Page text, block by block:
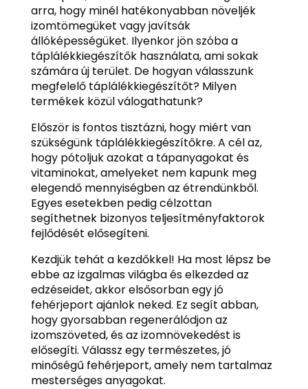
arra, hogy minél hatékonyabban növeljék
izomtömegüket vagy javítsák
állóképességüket. Ilyenkor jön szóba a
táplálékkiegészítők használata, ami sokak
számára új terület. De hogyan válasszunk
megfelelő táplálékkiegészítőt? Milyen
termékek közül válogathatunk?
Először is fontos tisztázni, hogy miért van
szükségünk táplálékkiegészítőkre. A cél az,
hogy pótoljuk azokat a tápanyagokat és
vitaminokat, amelyeket nem kapunk meg
elegendő mennyiségben az étrendünkből.
Egyes esetekben pedig célzottan
segíthetnek bizonyos teljesítményfaktorok
fejlődését elősegíteni.
Kezdjük tehát a kezdőkkel! Ha most lépsz be
ebbe az izgalmas világba és elkezded az
edzéseidet, akkor elsősorban egy jó
fehérjeport ajánlok neked. Ez segít abban,
hogy gyorsabban regenerálódjon az
izomszöveted, és az izomnövekedést is
elősegíti. Válassz egy természetes, jó
minőségű fehérjeport, amely nem tartalmaz
mesterséges anyagokat.